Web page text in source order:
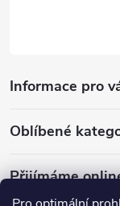
Informace pro
Oblíbené
Přijímáme